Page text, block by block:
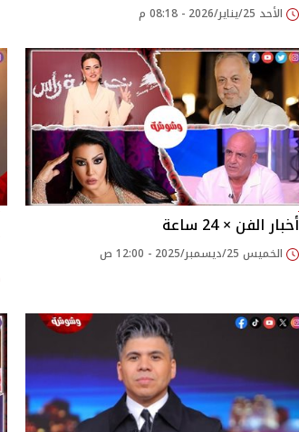
الأحد 25/يناير/2026 - 08:18 م
أخبار الفن × 24 ساعة
الخميس 25/ديسمبر/2025 - 12:00 ص